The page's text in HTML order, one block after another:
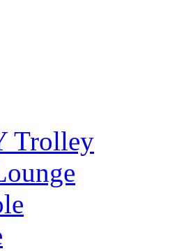
Trolley